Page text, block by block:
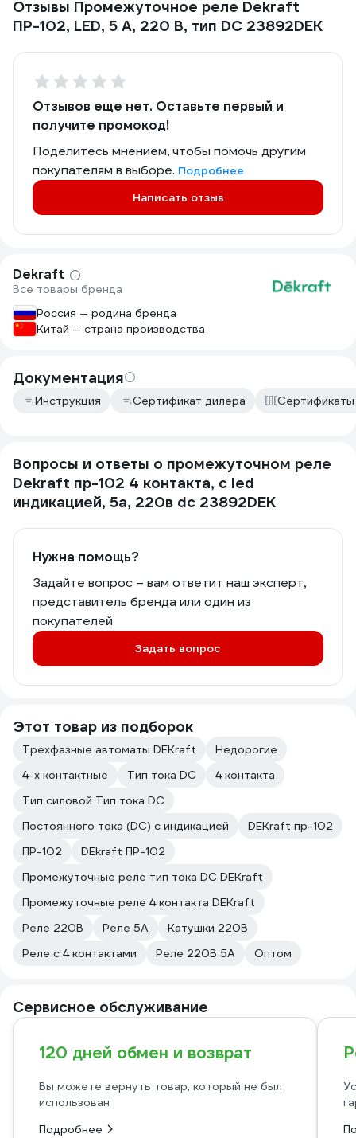
Отзывы Промежуточное реле Dekraft
ПР-102, LED, 5 А, 220 В, тип DC 23892DEK
Отзывов еще нет. Оставьте первый и
получите промокод!
Поделитесь мнением, чтобы помочь другим
покупателям в выборе. Подробнее
Написать отзыв
Dekraft
Все товары бренда
Россия — родина бренда
Китай — страна производства
Документация
Инструкция Сертификат дилера Сертификаты
Вопросы и ответы о промежуточном реле
Dekraft пр-102 4 контакта, с led
индикацией, 5а, 220в dc 23892DEK
Нужна помощь?
Задайте вопрос – вам ответит наш эксперт,
представитель бренда или один из
покупателей
Задать вопрос
Этот товар из подборок
Трехфазные автоматы DEKraft
Недорогие
4-х контактные
Тип тока DC
4 контакта
Тип силовой Тип тока DC
Постоянного тока (DC) с индикацией
DEKraft пр-102
ПР-102
DEkraft ПР-102
Промежуточные реле тип тока DC DEKraft
Промежуточные реле 4 контакта DEKraft
Реле 220В
Реле 5А
Катушки 220В
Реле с 4 контактами
Реле 220В 5А Оптом
Сервисное обслуживание
120 дней обмен и возврат
Вы можете вернуть товар, который не был
использован
Подробнее